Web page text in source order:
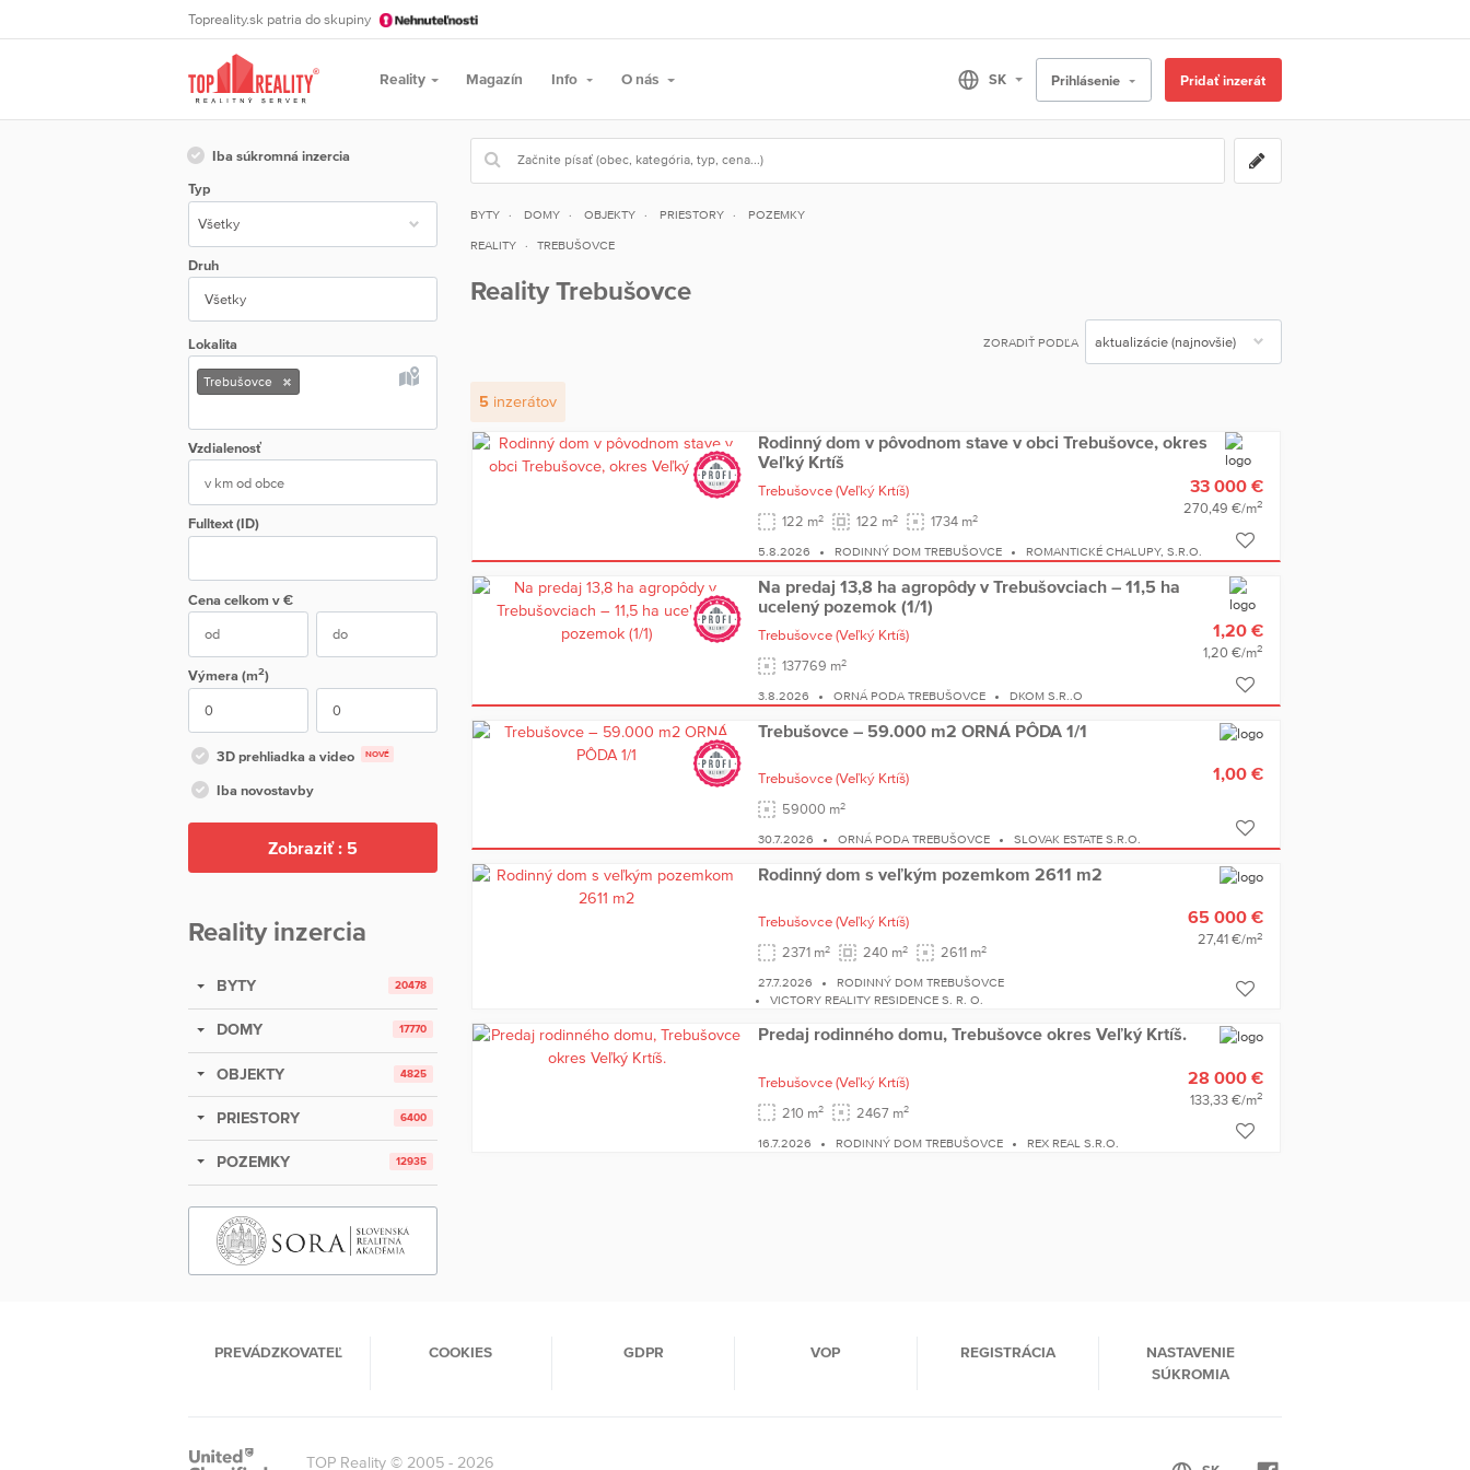
Topreality.sk patria do skupiny
Reality Magazín Info O nás Prihlásenie Pridať inzerát
Iba súkromná inzercia
Typ
Druh
Všetky
Lokalita
Trebušovce
Vzdialenosť
Fulltext (ID)
Cena celkom v €
Výmera (m2)
3D prehliadka a video NOVÉ
Iba novostavby
Zobraziť : 5
Reality inzercia
BYTY 20478
DOMY 17770
OBJEKTY 4825
PRIESTORY 6400
POZEMKY 12935
BYTY DOMY OBJEKTY PRIESTORY POZEMKY
REALITY TREBUŠOVCE
Reality Trebušovce
ZORADIŤ PODĽA
5inzerátov
Rodinný dom v pôvodnom stave v obci Trebušovce, okres
Veľký Krtíš
Trebušovce (Veľký Krtíš)
122 m2 122 m2 1734 m2
33 000 €
270,49 €/m2
5.8.2026 RODINNÝ DOM TREBUŠOVCE ROMANTICKÉ CHALUPY, S.R.O.
Na predaj 13,8 ha agropôdy v Trebušovciach – 11,5 ha
ucelený pozemok (1/1)
Trebušovce (Veľký Krtíš)
137769 m2
1,20 €
1,20 €/m2
3.8.2026 ORNÁ PODA TREBUŠOVCE DKOM S.R..O
Trebušovce – 59.000 m2 ORNÁ PÔDA 1/1
Trebušovce (Veľký Krtíš)
59000 m2
1,00 €
30.7.2026 ORNÁ PODA TREBUŠOVCE SLOVAK ESTATE S.R.O.
Rodinný dom s veľkým pozemkom 2611 m2
Trebušovce (Veľký Krtíš)
2371 m2 240 m2 2611 m2
65 000 €
27,41 €/m2
27.7.2026
RODINNÝ DOM TREBUŠOVCE
VICTORY REALITY RESIDENCE S. R. O.
Predaj rodinného domu, Trebušovce okres Veľký Krtíš.
Trebušovce (Veľký Krtíš)
210 m2 2467 m2
28 000 €
133,33 €/m2
16.7.2026 RODINNÝ DOM TREBUŠOVCE REX REAL S.R.O.
PREVÁDZKOVATEĽ COOKIES GDPR VOP REGISTRÁCIA
NASTAVENIE
SÚKROMIA
TOP Reality © 2005 - 2026